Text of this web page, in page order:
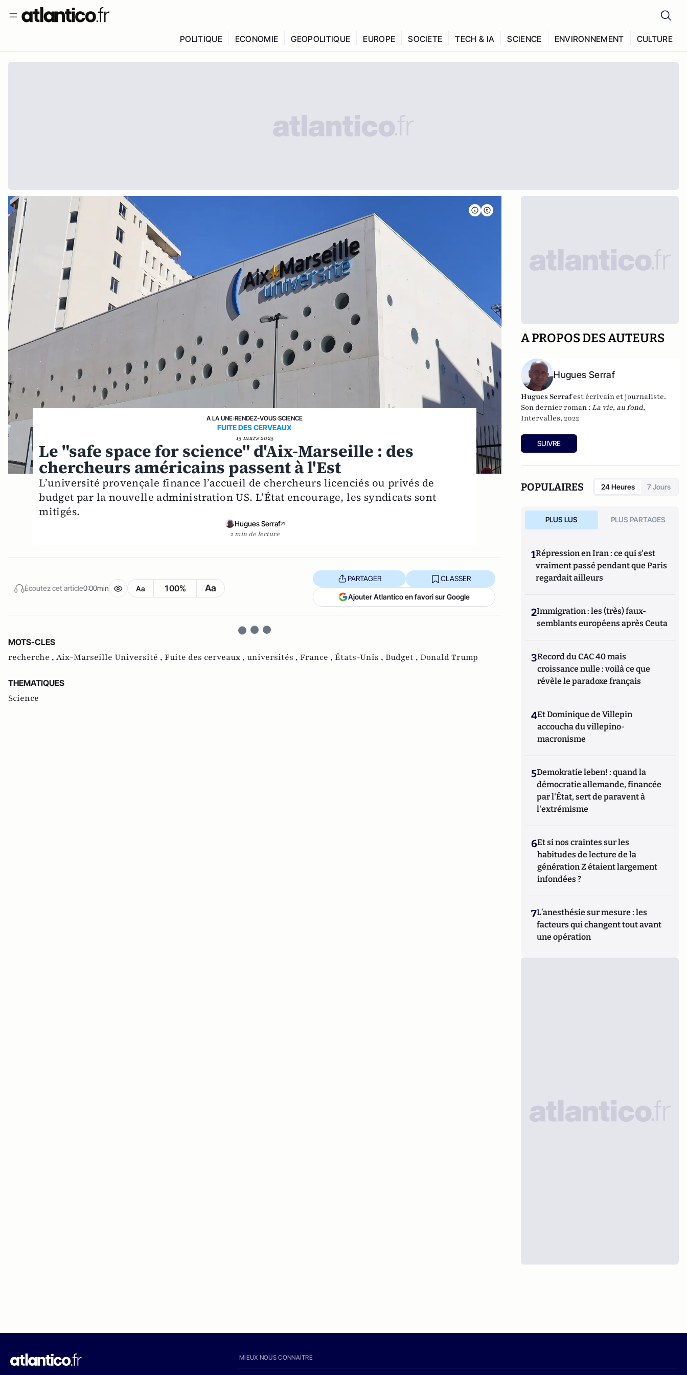
POLITIQUE ECONOMIE GEOPOLITIQUE EUROPE SOCIETE TECH & IA SCIENCE ENVIRONNEMENT CULTURE
A LA UNE›RENDEZ-VOUS›SCIENCE
FUITE DES CERVEAUX
15 mars 2025
Le "safe space for science" d'Aix-Marseille : des
chercheurs américains passent à l'Est
L’université provençale finance l’accueil de chercheurs licenciés ou privés de
budget par la nouvelle administration US. L’État encourage, les syndicats sont
mitigés.
Hugues Serraf
2 min de lecture
Écoutez cet article0:00min Aa 100% Aa
PARTAGER CLASSER
Ajouter Atlantico en favori sur Google
MOTS-CLES
recherche , Aix-Marseille Université , Fuite des cerveaux , universités , France , États-Unis , Budget , Donald Trump
THEMATIQUES
Science
A PROPOS DES AUTEURS
Hugues Serraf
Hugues Serrafest écrivain et journaliste.
Son dernier roman : La vie, au fond,
Intervalles, 2022
SUIVRE
POPULAIRES 24 Heures 7 Jours
PLUS LUS PLUS PARTAGES
1Répression en Iran : ce qui s'est
vraiment passé pendant que Paris
regardait ailleurs
2Immigration : les (très) faux-
semblants européens après Ceuta
3Record du CAC 40 mais
croissance nulle : voilà ce que
révèle le paradoxe français
4Et Dominique de Villepin
accoucha du villepino-
macronisme
5Demokratie leben! : quand la
démocratie allemande, financée
par l'État, sert de paravent à
l'extrémisme
6Et si nos craintes sur les
habitudes de lecture de la
génération Z étaient largement
infondées ?
7L’anesthésie sur mesure : les
facteurs qui changent tout avant
une opération
MIEUX NOUS CONNAITRE